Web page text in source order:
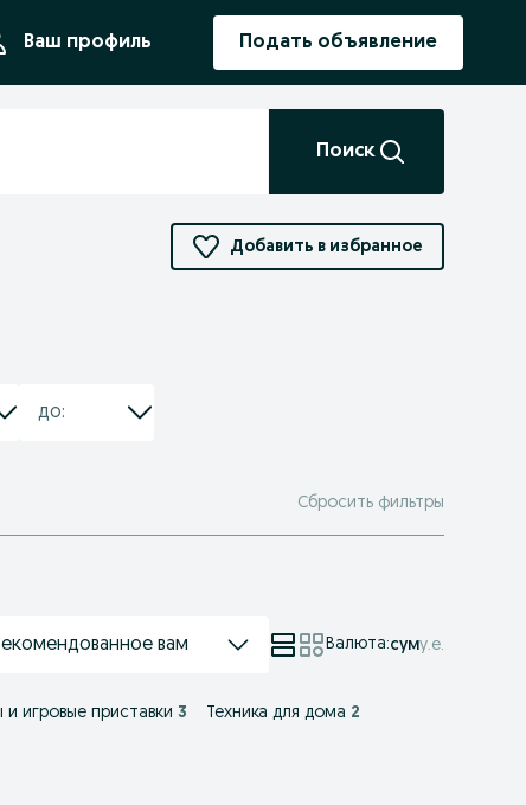
Ваш профиль Подать объявление
Поиск
Добавить в избранное
Сбросить фильтры
вам Валюта:суму.е.
и игровые приставки 3 Техника для дома 2